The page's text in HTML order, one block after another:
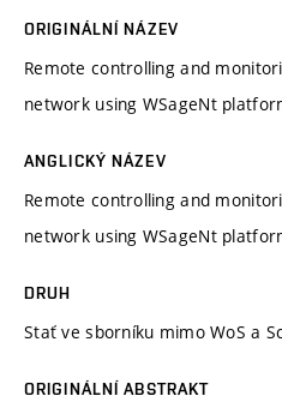
ORIGINÁLNÍ NÁZEV
Remote controlling and
network using WSageNt
ANGLICKÝ NÁZEV
Remote controlling and
network using WSageNt
DRUH
Stať ve sborníku mimo WoS a
ORIGINÁLNÍ ABSTRAKT